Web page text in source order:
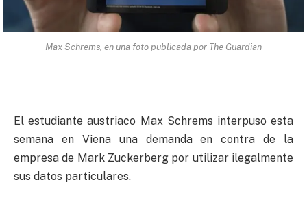
Max Schrems, en una foto publicada por The Guardian
El estudiante austriaco Max Schrems interpuso esta
semana en Viena una demanda en contra de la
empresa de Mark Zuckerberg por utilizar ilegalmente
sus datos particulares.